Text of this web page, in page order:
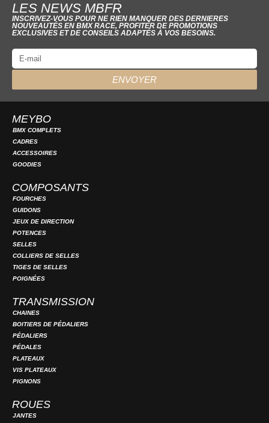
LES NEWS MBFR
INSCRIVEZ-VOUS POUR NE RIEN MANQUER DES DERNIERES
NOUVEAUTÉS EN BMX RACE, PROFITER DE PROMOTIONS
EXCLUSIVES ET DE CONSEILS ADAPTÉS À VOS BESOINS.
ENVOYER
MEYBO
BMX COMPLETS
CADRES
ACCESSOIRES
GOODIES
COMPOSANTS
FOURCHES
GUIDONS
JEUX DE DIRECTION
POTENCES
SELLES
COLLIERS DE SELLES
TIGES DE SELLES
POIGNÉES
TRANSMISSION
CHAINES
BOITIERS DE PÉDALIERS
PÉDALIERS
PÉDALES
PLATEAUX
VIS PLATEAUX
PIGNONS
ROUES
JANTES